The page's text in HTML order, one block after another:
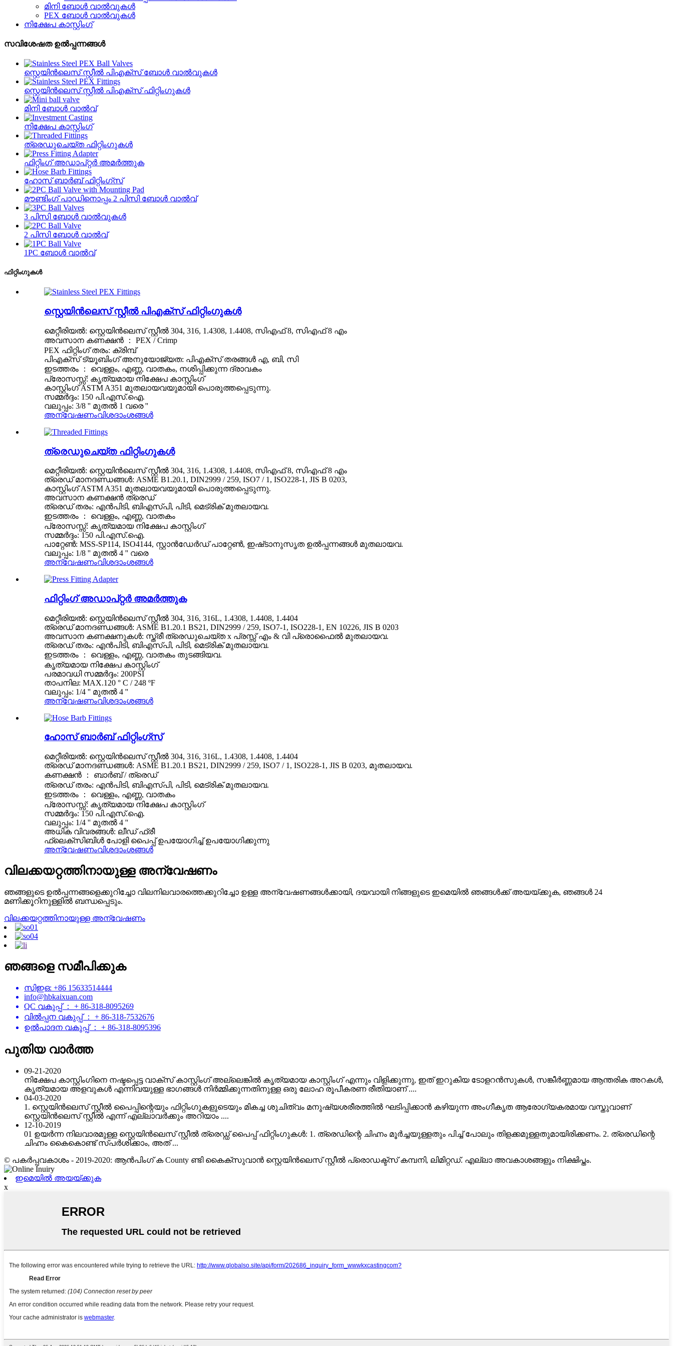
മിനി ബോൾ വാൽവുകൾ
PEX ബോൾ വാൽവുകൾ
നിക്ഷേപ കാസ്റ്റിംഗ്
സവിശേഷത ഉൽപ്പന്നങ്ങൾ
സ്റ്റെയിൻ‌ലെസ് സ്റ്റീൽ പി‌എക്സ് ബോൾ വാൽവുകൾ
സ്റ്റെയിൻ‌ലെസ് സ്റ്റീൽ പി‌എക്സ് ഫിറ്റിംഗുകൾ
മിനി ബോൾ വാൽവ്
നിക്ഷേപ കാസ്റ്റിംഗ്
ത്രെഡുചെയ്‌ത ഫിറ്റിംഗുകൾ
ഫിറ്റിംഗ് അഡാപ്റ്റർ അമർത്തുക
ഹോസ് ബാർബ് ഫിറ്റിംഗ്സ്
മൗണ്ടിംഗ് പാഡിനൊപ്പം 2 പിസി ബോൾ വാൽവ്
3 പിസി ബോൾ വാൽവുകൾ
2 പിസി ബോൾ വാൽവ്
1PC ബോൾ വാൽവ്
ഫിറ്റിംഗുകൾ
സ്റ്റെയിൻ‌ലെസ് സ്റ്റീൽ പി‌എക്സ് ഫിറ്റിംഗുകൾ
മെറ്റീരിയൽ: സ്റ്റെയിൻലെസ് സ്റ്റീൽ 304, 316, 1.4308, 1.4408, സിഎഫ് 8, സിഎഫ് 8 എം
അവസാന കണക്ഷൻ ： PEX / Crimp
PEX ഫിറ്റിംഗ് തരം: ക്രിമ്പ്
പി‌എക്സ് ട്യൂബിംഗ് അനുയോജ്യത: പി‌എക്സ് തരങ്ങൾ എ, ബി, സി
ഇടത്തരം ： വെള്ളം, എണ്ണ, വാതകം, നശിപ്പിക്കുന്ന ദ്രാവകം
പ്രോസസ്സ്: കൃത്യമായ നിക്ഷേപ കാസ്റ്റിംഗ്
കാസ്റ്റിംഗ് ASTM A351 മുതലായവയുമായി പൊരുത്തപ്പെടുന്നു.
സമ്മർദ്ദം: 150 പി.എസ്.ഐ.
വലുപ്പം: 3/8 '' മുതൽ 1 വരെ ''
അന്വേഷണംവിശദാംശങ്ങൾ
ത്രെഡുചെയ്‌ത ഫിറ്റിംഗുകൾ
മെറ്റീരിയൽ: സ്റ്റെയിൻലെസ് സ്റ്റീൽ 304, 316, 1.4308, 1.4408, സിഎഫ് 8, സിഎഫ് 8 എം
ത്രെഡ് മാനദണ്ഡങ്ങൾ: ASME B1.20.1, DIN2999 / 259, ISO7 / 1, ISO228-1, JIS B 0203,
കാസ്റ്റിംഗ് ASTM A351 മുതലായവയുമായി പൊരുത്തപ്പെടുന്നു.
അവസാന കണക്ഷൻ ത്രെഡ്
ത്രെഡ് തരം: എൻ‌പി‌ടി, ബി‌എസ്‌പി, പി‌ടി, മെട്രിക് മുതലായവ.
ഇടത്തരം ： വെള്ളം, എണ്ണ, വാതകം
പ്രോസസ്സ്: കൃത്യമായ നിക്ഷേപ കാസ്റ്റിംഗ്
സമ്മർദ്ദം: 150 പി.എസ്.ഐ.
പാറ്റേൺ: MSS-SP114, ISO4144, സ്റ്റാൻഡേർഡ് പാറ്റേൺ, ഇഷ്‌ടാനുസൃത ഉൽപ്പന്നങ്ങൾ മുതലായവ.
വലുപ്പം: 1/8 '' മുതൽ 4 '' വരെ
അന്വേഷണംവിശദാംശങ്ങൾ
ഫിറ്റിംഗ് അഡാപ്റ്റർ അമർത്തുക
മെറ്റീരിയൽ: സ്റ്റെയിൻലെസ് സ്റ്റീൽ 304, 316, 316L, 1.4308, 1.4408, 1.4404
ത്രെഡ് മാനദണ്ഡങ്ങൾ: ASME B1.20.1 BS21, DIN2999 / 259, ISO7-1, ISO228-1, EN 10226, JIS B 0203
അവസാന കണക്ഷനുകൾ: സ്ത്രീ ത്രെഡുചെയ്‌ത x പ്രസ്സ് എം & വി പ്രൊഫൈൽ മുതലായവ.
ത്രെഡ് തരം: എൻ‌പി‌ടി, ബി‌എസ്‌പി, പി‌ടി, മെട്രിക് മുതലായവ.
ഇടത്തരം ： വെള്ളം, എണ്ണ, വാതകം തുടങ്ങിയവ.
കൃത്യമായ നിക്ഷേപ കാസ്റ്റിംഗ്
പരമാവധി സമ്മർദ്ദം: 200PSI
താപനില: MAX.120 ° C / 248 ºF
വലുപ്പം: 1/4 '' മുതൽ 4 ''
അന്വേഷണംവിശദാംശങ്ങൾ
ഹോസ് ബാർബ് ഫിറ്റിംഗ്സ്
മെറ്റീരിയൽ: സ്റ്റെയിൻലെസ് സ്റ്റീൽ 304, 316, 316L, 1.4308, 1.4408, 1.4404
ത്രെഡ് മാനദണ്ഡങ്ങൾ: ASME B1.20.1 BS21, DIN2999 / 259, ISO7 / 1, ISO228-1, JIS B 0203, മുതലായവ.
കണക്ഷൻ ： ബാർബ് / ത്രെഡ്
ത്രെഡ് തരം: എൻ‌പി‌ടി, ബി‌എസ്‌പി, പി‌ടി, മെട്രിക് മുതലായവ.
ഇടത്തരം ： വെള്ളം, എണ്ണ, വാതകം
പ്രോസസ്സ്: കൃത്യമായ നിക്ഷേപ കാസ്റ്റിംഗ്
സമ്മർദ്ദം: 150 പി.എസ്.ഐ.
വലുപ്പം: 1/4 '' മുതൽ 4 ''
അധിക വിവരങ്ങൾ: ലീഡ് ഫ്രീ
ഫ്ലെക്സിബിൾ പോളി പൈപ്പ് ഉപയോഗിച്ച് ഉപയോഗിക്കുന്നു
അന്വേഷണംവിശദാംശങ്ങൾ
വിലക്കയറ്റത്തിനായുള്ള അന്വേഷണം
ഞങ്ങളുടെ ഉൽ‌പ്പന്നങ്ങളെക്കുറിച്ചോ വിലനിലവാരത്തെക്കുറിച്ചോ ഉള്ള അന്വേഷണങ്ങൾ‌ക്കായി, ദയവായി നിങ്ങളുടെ ഇമെയിൽ‌ ഞങ്ങൾ‌ക്ക് അയയ്‌ക്കുക, ഞങ്ങൾ‌ 24
മണിക്കൂറിനുള്ളിൽ‌ ബന്ധപ്പെടും.
വിലക്കയറ്റത്തിനായുള്ള അന്വേഷണം
ഞങ്ങളെ സമീപിക്കുക
സിഇഒ: +86 15633514444
info@hbkaixuan.com
QC വകുപ്പ് ： + 86-318-8095269
വിൽപ്പന വകുപ്പ് ： + 86-318-7532676
ഉൽ‌പാദന വകുപ്പ് ： + 86-318-8095396
പുതിയ വാർത്ത
09-21-2020
നിക്ഷേപ കാസ്റ്റിംഗിനെ നഷ്ടപ്പെട്ട വാക്സ് കാസ്റ്റിംഗ് അല്ലെങ്കിൽ കൃത്യമായ കാസ്റ്റിംഗ് എന്നും വിളിക്കുന്നു, ഇത് ഇറുകിയ ടോളറൻസുകൾ, സങ്കീർണ്ണമായ ആന്തരിക അറകൾ,
കൃത്യമായ അളവുകൾ എന്നിവയുള്ള ഭാഗങ്ങൾ നിർമ്മിക്കുന്നതിനുള്ള ഒരു ലോഹ രൂപീകരണ രീതിയാണ് ....
04-03-2020
1. സ്റ്റെയിൻ‌ലെസ് സ്റ്റീൽ പൈപ്പിന്റെയും ഫിറ്റിംഗുകളുടെയും മികച്ച ശുചിത്വം മനുഷ്യശരീരത്തിൽ ഘടിപ്പിക്കാൻ കഴിയുന്ന അംഗീകൃത ആരോഗ്യകരമായ വസ്തുവാണ്
സ്റ്റെയിൻ‌ലെസ് സ്റ്റീൽ എന്ന് എല്ലാവർക്കും അറിയാം ....
12-10-2019
01 ഉയർന്ന നിലവാരമുള്ള സ്റ്റെയിൻ‌ലെസ് സ്റ്റീൽ ത്രെഡ്ഡ് പൈപ്പ് ഫിറ്റിംഗുകൾ: 1. ത്രെഡിന്റെ ചിഹ്നം മൂർച്ചയുള്ളതും പിച്ച് പോലും തിളക്കമുള്ളതുമായിരിക്കണം. 2. ത്രെഡിന്റെ
ചിഹ്നം കൈകൊണ്ട് സ്പർശിക്കാം, അത് ...
© പകർപ്പവകാശം - 2019-2020: ആൻ‌പിംഗ് ക County ണ്ടി കൈക്സുവാൻ സ്റ്റെയിൻ‌ലെസ് സ്റ്റീൽ പ്രൊഡക്ട്സ് കമ്പനി, ലിമിറ്റഡ്. എല്ലാ അവകാശങ്ങളും നിക്ഷിപ്തം.
ഇമെയിൽ അയയ്ക്കുക
x